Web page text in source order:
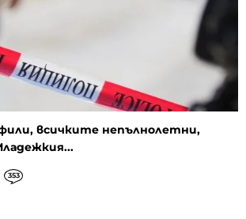
всичките непълнолетни,
353